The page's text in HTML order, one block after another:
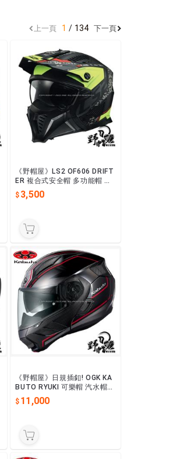
上一頁 1 134 下一頁
《野帽屋》LS2 OF606 DRIFT
ER 複合式安全帽 多功能帽 下
巴可拆。彩繪 DEVOR 消光黑
黃3,500
《野帽屋》日規插釦! OGK KA
BUTO RYUKI 可樂帽 汽水帽
安全帽 內墨片 眼鏡溝 龍崎。B
EAM 黑紅
11,000